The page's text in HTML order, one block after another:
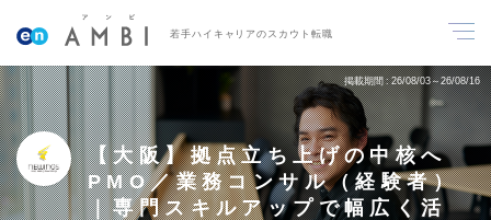
若手ハイキャリアのスカウト転職
掲載期間 26/08/03～26/08/16
【大阪】拠点立ち上げの中核へ
PMO／業務コンサル（経験者）
｜専門スキルアップで幅広く活